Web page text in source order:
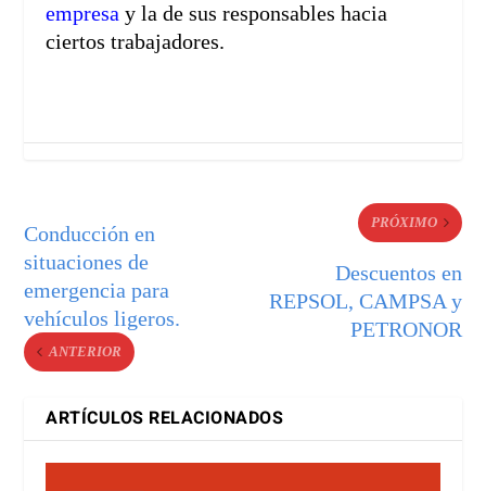
empresa y la de sus responsables hacia
ciertos trabajadores.
Conducción en
situaciones de
emergencia para
vehículos ligeros.
ANTERIOR
PRÓXIMO
Descuentos en
REPSOL, CAMPSA y
PETRONOR
ARTÍCULOS RELACIONADOS